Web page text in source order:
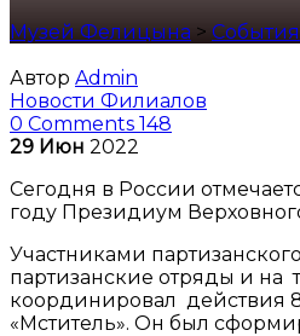
Музей Фелицына > События
Автор Admin
Новости Филиалов
0 Comments 148
29 Июн 2022
Сегодня в России
году Президиум
Участниками
партизанские отряды и на
координировал действия
«Мститель». Он был